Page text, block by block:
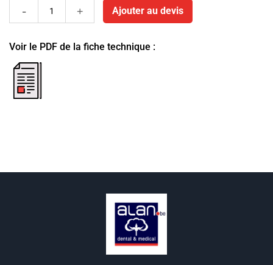
Rouleaux Ajouter au devis
Voir le PDF de la fiche technique :
fiche
pdf